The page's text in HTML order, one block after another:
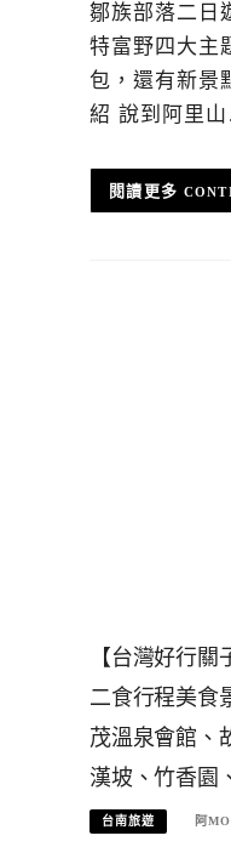
鄒族部落二日
特富野四大主
包，還有新景
紹 說到阿里
【台灣好行
二食行程美食
茂溫泉會館、
漢坡、竹香園
台南旅遊 阿